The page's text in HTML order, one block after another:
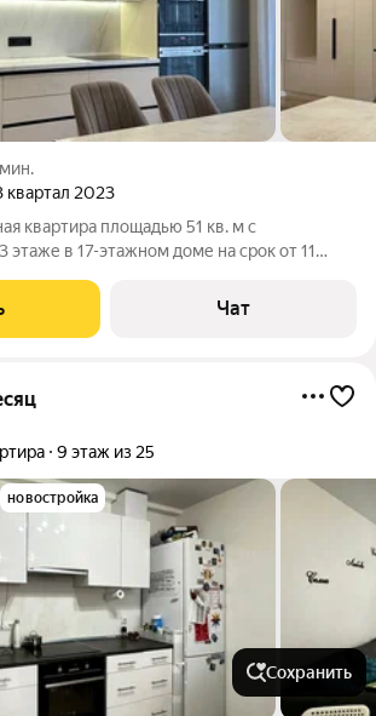
квартал 2023
квартира площадью 51 кв. м с
этаже в 17-этажном доме на срок от 11
хранения в соседнем подъезде. Кладовка
арендной платы. Из
Чат
9 этаж из 25
новостройка
Сохранить